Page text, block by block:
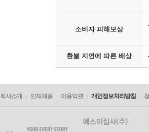
소비자 피해보상
환불 지연에 따른 배상
회사소개 인재채용 이용약관 개인정보처리방침